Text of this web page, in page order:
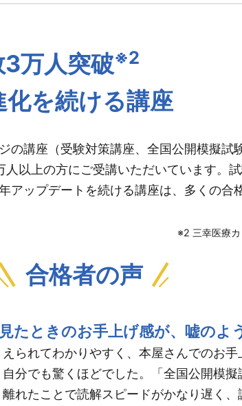
万人突破※2
化を続ける講座
の講座（受験対策講座、全国公開模擬試
人以上の方にご受講いただいています。
アップデートを続ける講座は、多くの合
※2 三幸医療
合格者の声
たときのお手上げ感が、嘘のよ
られてわかりやすく、本屋さんでのお
分でも驚くほどでした。「全国公開模
れたことで読解スピードがかなり遅く